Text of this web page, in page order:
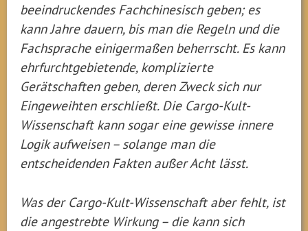
beeindruckendes Fachchinesisch geben; es
kann Jahre dauern, bis man die Regeln und die
Fachsprache einigermaßen beherrscht. Es kann
ehrfurchtgebietende, komplizierte
Gerätschaften geben, deren Zweck sich nur
Eingeweihten erschließt. Die Cargo-Kult-
Wissenschaft kann sogar eine gewisse innere
Logik aufweisen – solange man die
entscheidenden Fakten außer Acht lässt.
Was der Cargo-Kult-Wissenschaft aber fehlt, ist
die angestrebte Wirkung – die kann sich